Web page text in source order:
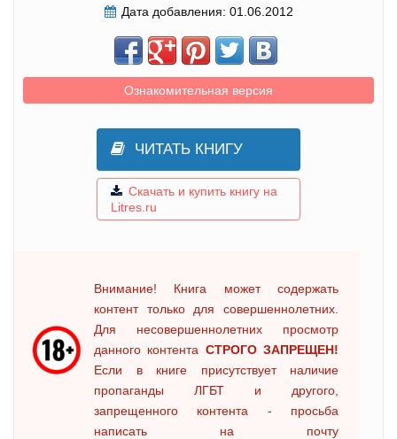
Дата добавления: 01.06.2012
Ознакомительная версия
ЧИТАТЬ КНИГУ
Скачать и купить книгу на
Litres.ru
Внимание! Книга может содержать
контент только для совершеннолетних.
Для несовершеннолетних просмотр
данного контента СТРОГО ЗАПРЕЩЕН!
Если в книге присутствует наличие
пропаганды ЛГБТ и другого,
запрещенного контента - просьба
написать на почту